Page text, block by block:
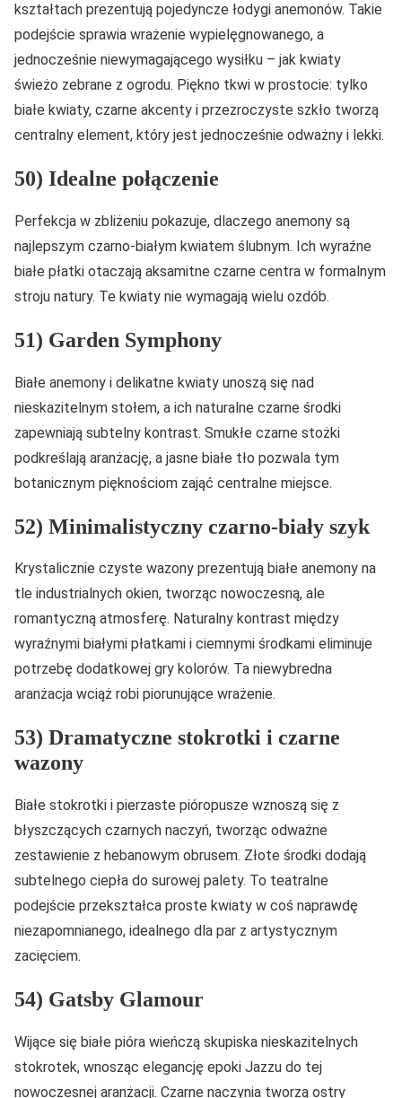
kształtach prezentują pojedyncze łodygi anemonów. Takie
podejście sprawia wrażenie wypielęgnowanego, a
jednocześnie niewymagającego wysiłku – jak kwiaty
świeżo zebrane z ogrodu. Piękno tkwi w prostocie: tylko
białe kwiaty, czarne akcenty i przezroczyste szkło tworzą
centralny element, który jest jednocześnie odważny i lekki.
50) Idealne połączenie
Perfekcja w zbliżeniu pokazuje, dlaczego anemony są
najlepszym czarno-białym kwiatem ślubnym. Ich wyraźne
białe płatki otaczają aksamitne czarne centra w formalnym
stroju natury. Te kwiaty nie wymagają wielu ozdób.
51) Garden Symphony
Białe anemony i delikatne kwiaty unoszą się nad
nieskazitelnym stołem, a ich naturalne czarne środki
zapewniają subtelny kontrast. Smukłe czarne stożki
podkreślają aranżację, a jasne białe tło pozwala tym
botanicznym pięknościom zająć centralne miejsce.
52) Minimalistyczny czarno-biały szyk
Krystalicznie czyste wazony prezentują białe anemony na
tle industrialnych okien, tworząc nowoczesną, ale
romantyczną atmosferę. Naturalny kontrast między
wyraźnymi białymi płatkami i ciemnymi środkami eliminuje
potrzebę dodatkowej gry kolorów. Ta niewybredna
aranżacja wciąż robi piorunujące wrażenie.
53) Dramatyczne stokrotki i czarne
wazony
Białe stokrotki i pierzaste pióropusze wznoszą się z
błyszczących czarnych naczyń, tworząc odważne
zestawienie z hebanowym obrusem. Złote środki dodają
subtelnego ciepła do surowej palety. To teatralne
podejście przekształca proste kwiaty w coś naprawdę
niezapomnianego, idealnego dla par z artystycznym
zacięciem.
54) Gatsby Glamour
Wijące się białe pióra wieńczą skupiska nieskazitelnych
stokrotek, wnosząc elegancję epoki Jazzu do tej
nowoczesnej aranżacji. Czarne naczynia tworzą ostry